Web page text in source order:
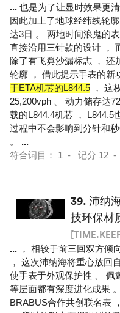
... 也是为了让显时效果更
因此加上了地球经纬线轮
达3日 。 两地时间浪鬼的
直接沿用三针款的设计 ，
除了有飞翼沙漏标志 ， 还
轮廓 ， 借此提示手表的新
于ETA机芯的L844.5 ， 这
25,200vph 、 动力储存达
载的L844.4机芯 ， L844.5
过程中不会影响到分针和
。 ...
符合词目： 1 - 记分 12 -
39. 沛纳
技环保材
... ， 相较于前三回双方倾
， 这次沛纳海将重心放回
使手表于外观保护性 、 佩
等层面都有深度进化成果
BRABUS合作共创联名表